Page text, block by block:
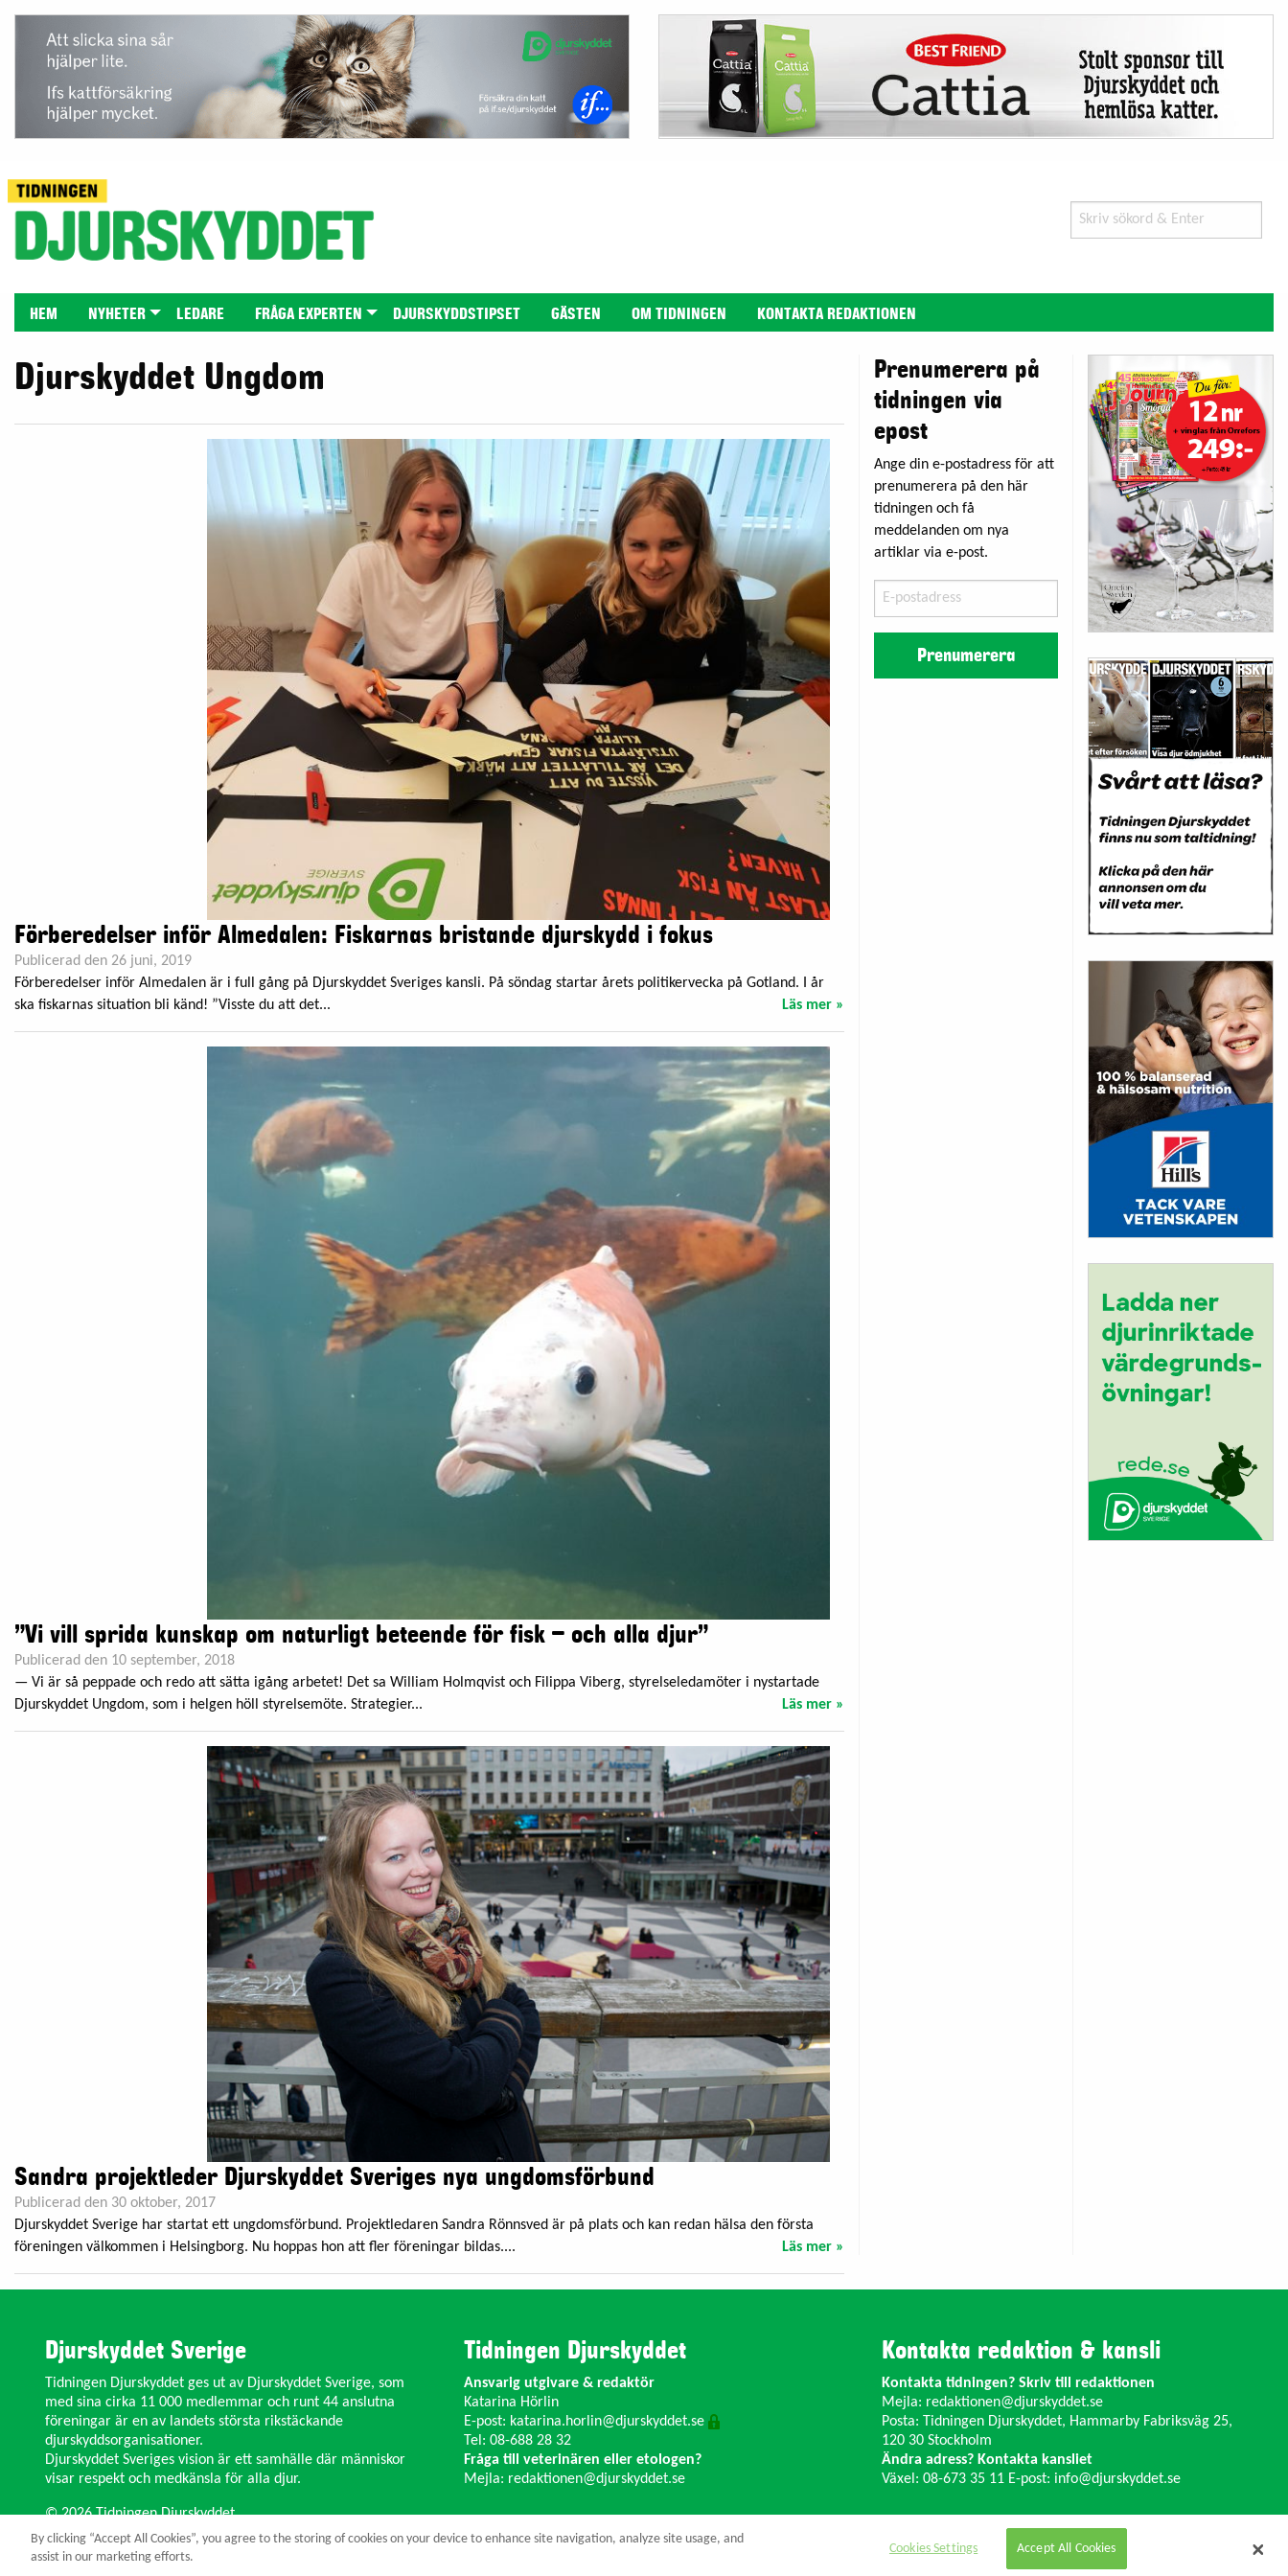
Search
for:
HEM NYHETER LEDARE FRÅGA EXPERTEN DJURSKYDDSTIPSET GÄSTEN OM TIDNINGEN KONTAKTA REDAKTIONEN
Djurskyddet Ungdom
Förberedelser inför Almedalen: Fiskarnas bristande djurskydd i fokus
Publicerad den 26 juni, 2019
Förberedelser inför Almedalen är i full gång på Djurskyddet Sveriges kansli. På söndag startar årets politikervecka på Gotland. I år
ska fiskarnas situation bli känd! ”Visste du att det...
Läs mer »
”Vi vill sprida kunskap om naturligt beteende för fisk – och alla djur”
Publicerad den 10 september, 2018
— Vi är så peppade och redo att sätta igång arbetet! Det sa William Holmqvist och Filippa Viberg, styrelseledamöter i nystartade
Djurskyddet Ungdom, som i helgen höll styrelsemöte. Strategier...
Läs mer »
Sandra projektleder Djurskyddet Sveriges nya ungdomsförbund
Publicerad den 30 oktober, 2017
Djurskyddet Sverige har startat ett ungdomsförbund. Projektledaren Sandra Rönnsved är på plats och kan redan hälsa den första
föreningen välkommen i Helsingborg. Nu hoppas hon att fler föreningar bildas....
Läs mer »
Prenumerera på
tidningen via
epost
Ange din e-postadress för att
prenumerera på den här
tidningen och få
meddelanden om nya
artiklar via e-post.
postadress
Prenumerera
Djurskyddet Sverige
Tidningen Djurskyddet ges ut av Djurskyddet Sverige, som
med sina cirka 11 000 medlemmar och runt 44 anslutna
föreningar är en av landets största rikstäckande
djurskyddsorganisationer.
Djurskyddet Sveriges vision är ett samhälle där människor
visar respekt och medkänsla för alla djur.
Tidningen Djurskyddet
Ansvarig utgivare & redaktör
Katarina Hörlin
E-post: katarina.horlin@djurskyddet.se
Tel: 08-688 28 32
Fråga till veterinären eller etologen?
Mejla: redaktionen@djurskyddet.se
Kontakta redaktion & kansli
Kontakta tidningen? Skriv till redaktionen
Mejla: redaktionen@djurskyddet.se
Posta: Tidningen Djurskyddet, Hammarby Fabriksväg 25,
120 30 Stockholm
Ändra adress? Kontakta kansliet
Växel: 08-673 35 11 E-post: info@djurskyddet.se
© 2026 Tidningen Djurskyddet.
By clicking “Accept All Cookies”, you agree to the storing of cookies on your device to enhance site navigation, analyze site usage, and
assist in our marketing efforts.
Cookies Settings Accept All Cookies